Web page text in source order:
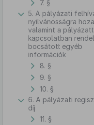
7. §
5. A pályázati
nyilvánosságra
valamint a
kapcsolatban
bocsátott egyéb
információk
8. §
9. §
10. §
6. A pályázati
díj
11. §